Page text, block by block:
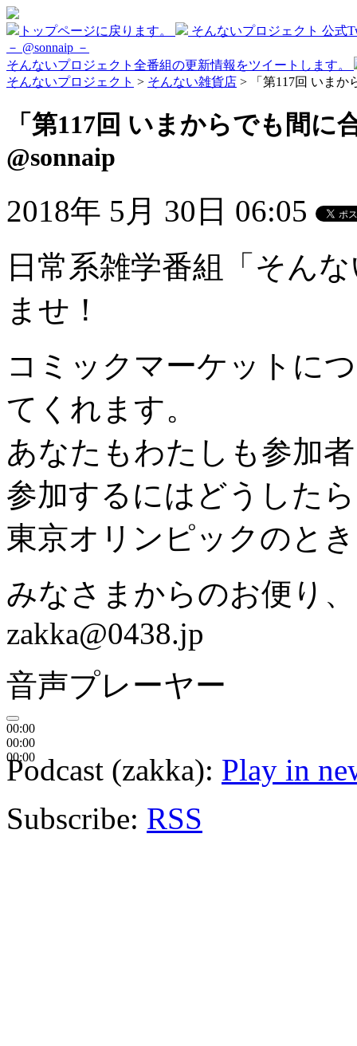
トップページに戻ります。
そんないプロジェクト 公式
－ @sonnaip －
そんないプロジェクト全番組の更新情報をツイートします。
そんないプロジェクト > そんない雑貨店 > 「第117回 いまか
「第117回 いまからでも間
@sonnaip
2018年 5月 30日 06:05
日常系雑学番組「そん
ませ！
コミックマーケットに
てくれます。
あなたもわたしも参加
参加するにはどうした
東京オリンピックのと
みなさまからのお便り
zakka@0438.jp
音声プレーヤー
00:00
00:00
00:00
Podcast (zakka): Play in
Subscribe: RSS